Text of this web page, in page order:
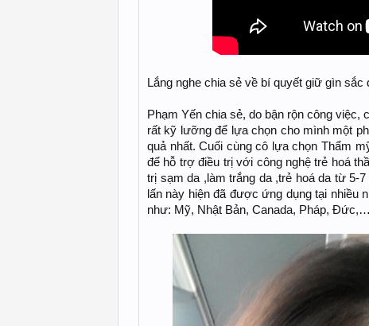
Lắng nghe chia sẻ về bí quyết giữ gìn
Phạm Yến chia sẻ, do bận rộn công việc,
rất kỹ lưỡng để lựa chọn cho mình một
quả nhất. Cuối cùng cô lựa chọn Thẩm
để hỗ trợ điều trị với công nghệ trẻ hoá
trị sạm da ,làm trắng da ,trẻ hoá da từ 5-
lấn này hiện đã được ứng dụng tại
như: Mỹ, Nhật Bản, Canada, Pháp, Đức,…